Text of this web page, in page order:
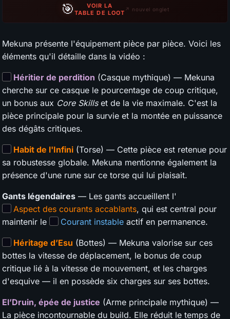
🎯
VOIR LA
TABLE DE LOOT ↗ nouvel onglet
Mekuna présente l'équipement pièce par pièce. Voici les
éléments qu'il détaille dans la vidéo :
Héritier de perdition (Casque mythique) — Mekuna
cherche sur ce casque le pourcentage de coup critique,
un bonus aux Core Skillset de la vie maximale. C'est la
pièce principale pour la survie et la montée en puissance
des dégâts critiques.
Habit de l'Infini (Torse) — Cette pièce est retenue pour
sa robustesse globale. Mekuna mentionne également la
présence d'une rune sur ce torse qui lui plaisait.
Gants légendaires — Les gants accueillent l'
Aspect des courants accablants, qui est central pour
maintenir le
Courant instable actif en permanence.
Héritage d’Esu (Bottes) — Mekuna valorise sur ces
bottes la vitesse de déplacement, le bonus de coup
critique lié à la vitesse de mouvement, et les charges
d'esquive — il en possède six charges sur ses bottes.
El’Druin, épée de justice (Arme principale mythique) —
La pièce incontournable du build. Elle réduit le temps de